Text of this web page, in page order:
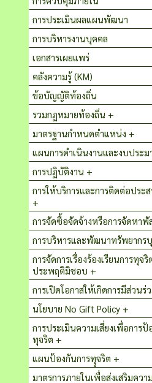
การประเมินผลแผนพัฒนา
การบริหารงานบุคคล
เอกสารเผยแพร่
คลังความรู้ (KM)
ข้อบัญญัติท้องถิ่น
รวมกฏหมายท้องถิ่น +
มาตรฐานกำหนดตำแหน่ง +
แผนการดำเนินงานและงบประ
การปฏิบัติงาน +
การให้บริการและการติดต่อประ
+
การจัดซื้อจัดจ้างหรือการจัดหาพั
การบริหารและพัฒนาทรัพยากร
การจัดการเรื่องร้องเรียนการทุจริ
ประพฤติมิชอบ +
การเปิดโอกาสให้เกิดการมีส่วนร่
นโยบาย No Gift Policy +
การประเมินความเสี่ยงเพื่อการป้
ทุจริต +
แผนป้องกันการทุุจริต +
มาตรการภายในเพื่อส่งเสริมความ